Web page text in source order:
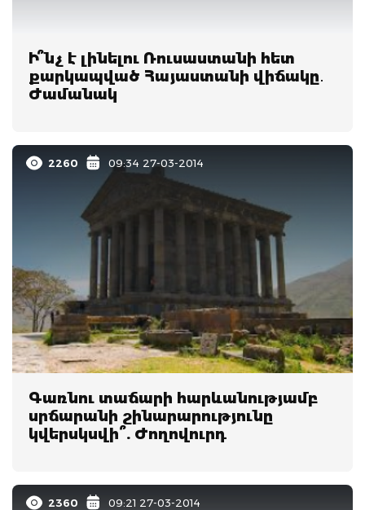
Ի՞նչ է լինելու Ռուսաստանի հետ
քարկապված Հայաստանի վիճակը․
Ժամանակ
2260 09:34 27-03-2014
Գառնու տաճարի հարևանությամբ
սրճարանի շինարարությունը
կվերսկսվի ՞. Ժողովուրդ
2360 09:21 27-03-2014